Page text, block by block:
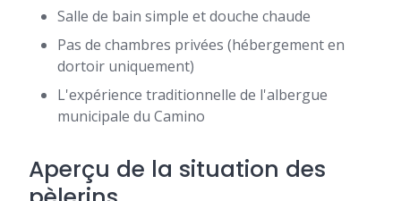
Salle de bain simple et douche chaude
Pas de chambres privées (hébergement en
dortoir uniquement)
L'expérience traditionnelle de l'albergue
municipale du Camino
Aperçu de la situation des